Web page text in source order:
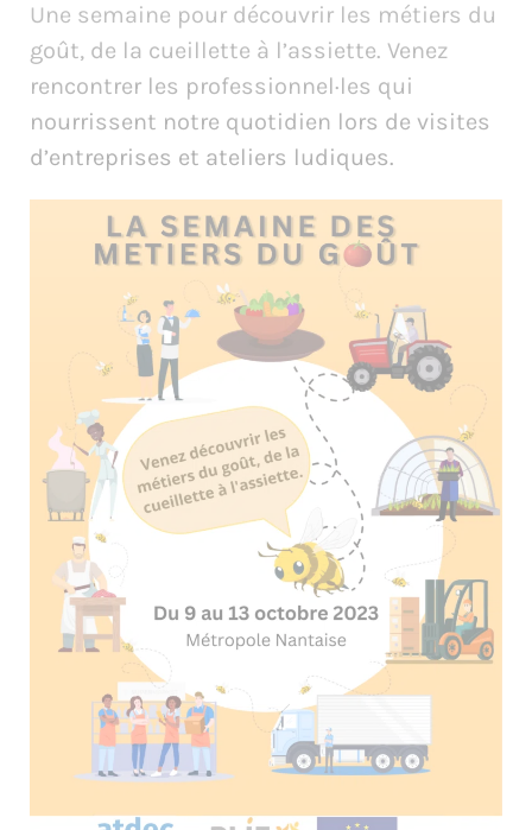
Une semaine pour découvrir les métiers du
goût, de la cueillette à l’assiette. Venez
rencontrer les professionnel·les qui
nourrissent notre quotidien lors de visites
d’entreprises et ateliers ludiques.